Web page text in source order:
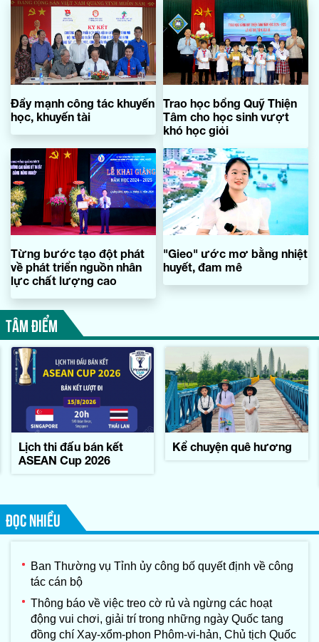
Đẩy mạnh công tác khuyến
học, khuyến tài
Trao học bổng Quỹ Thiện
Tâm cho học sinh vượt
khó học giỏi
Từng bước tạo đột phát
về phát triển nguồn nhân
lực chất lượng cao
"Gieo" ước mơ bằng nhiệt
huyết, đam mê
TÂM ĐIỂM
Lịch thi đấu bán kết
ASEAN Cup 2026
Kể chuyện quê hương
ĐỌC NHIỀU
Ban Thường vụ Tỉnh ủy công bố quyết định về công
tác cán bộ
Thông báo về việc treo cờ rủ và ngừng các hoạt
động vui chơi, giải trí trong những ngày Quốc tang
đồng chí Xay-xổm-phon Phôm-vi-hản, Chủ tịch Quốc